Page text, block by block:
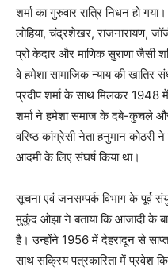
शर्मा का गुरुवार रात्रि निधन हो
लोहिया, चंद्रशेखर, राजनारायण,
प्रो केदार और माणिक सुराणा जैसी
वे हमेशा सामाजिक न्याय की
प्रदीप शर्मा के साथ मिलकर 1948
शर्मा ने हमेशा समाज के दबे-कुचले
वरिष्ठ कांग्रेसी नेता हनुमान कोठरी
आदमी के लिए संघर्ष किया था।
सूचना एवं जनसम्पर्क विभाग के पूर्व
मुकुंद ओझा ने बताया कि आजादी के
है। उन्होंने 1956 में देहरादून से
साथ सक्रिय पत्रकारिता में प्रवेश